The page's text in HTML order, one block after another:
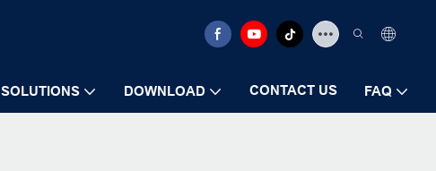
SOLUTIONS DOWNLOAD CONTACT US FAQ